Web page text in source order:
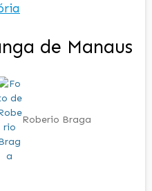
de Manaus
Roberio Braga